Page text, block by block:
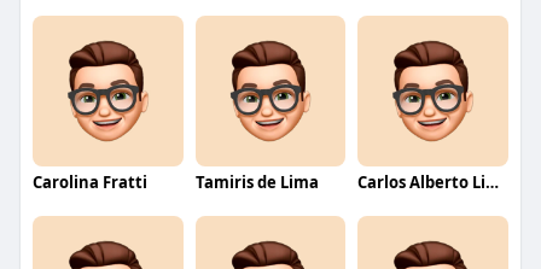
Carolina Fratti Tamiris de Lima Carlos Alberto Lima